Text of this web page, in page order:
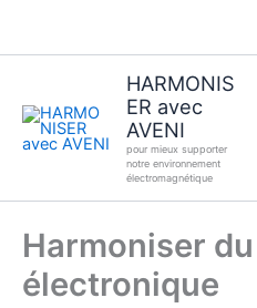
HARMONIS
ER avec
AVENI
pour mieux supporter
notre environnement
électromagnétique
Harmoniser
électronique